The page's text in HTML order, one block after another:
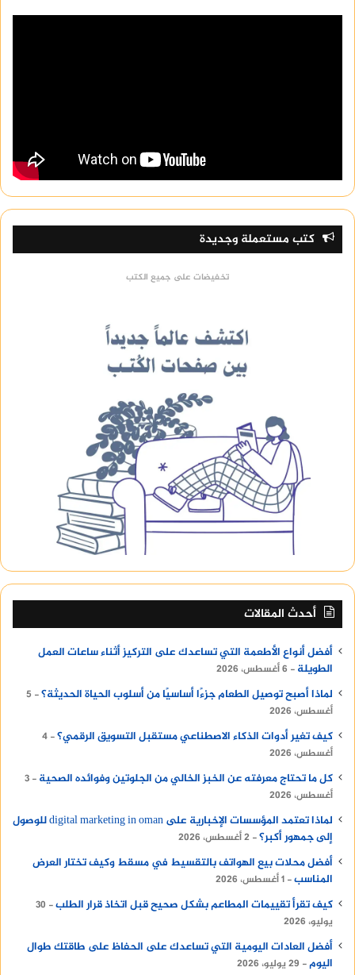
كتب مستعملة وجديدة
تخفيضات على جميع الكتب
أحدث المقالات
أفضل أنواع الأطعمة التي تساعدك على التركيز أثناء ساعات العمل
الطويلة
6 أغسطس، 2026
لماذا أصبح توصيل الطعام جزءًا أساسيًا من أسلوب الحياة الحديثة؟
5
أغسطس، 2026
كيف تغير أدوات الذكاء الاصطناعي مستقبل التسويق الرقمي؟ 4
أغسطس، 2026
كل ما تحتاج معرفته عن الخبز الخالي من الجلوتين وفوائده الصحية
3
أغسطس، 2026
لماذا تعتمد المؤسسات الإخبارية على digital marketing in oman للوصول
إلى جمهور أكبر؟ 2 أغسطس، 2026
أفضل محلات بيع الهواتف بالتقسيط في مسقط وكيف تختار العرض
المناسب 1 أغسطس، 2026
كيف تقرأ تقييمات المطاعم بشكل صحيح قبل اتخاذ قرار الطلب
30
يوليو، 2026
أفضل العادات اليومية التي تساعدك على الحفاظ على طاقتك طوال
اليوم
29 يوليو، 2026